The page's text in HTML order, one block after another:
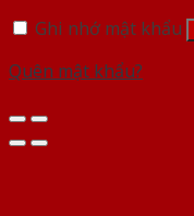
Ghi nhớ mật khẩu
Quên mật khẩu?